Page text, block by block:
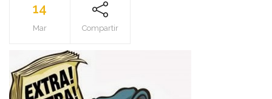
14
Mar Compartir